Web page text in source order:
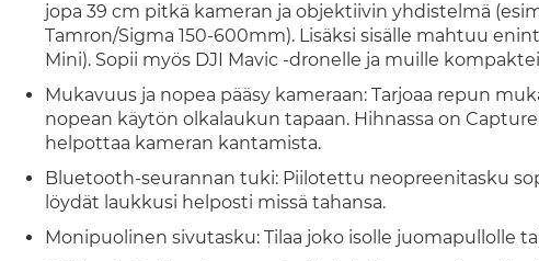
jopa 39 cm pitkä kameran ja objektiivin yhdistelmä
Tamron/Sigma 150-600mm). Lisäksi sisälle mahtuu
Mini). Sopii myös DJI Mavic -dronelle ja muille
Mukavuus ja nopea pääsy kameraan: Tarjoaa repun
nopean käytön olkalaukun tapaan. Hihnassa on
helpottaa kameran kantamista.
Bluetooth-seurannan tuki: Piilotettu neopreenitasku
löydät laukkusi helposti missä tahansa.
Monipuolinen sivutasku: Tilaa joko isolle juomapullolle